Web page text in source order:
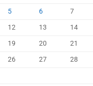
5 6 7
12 13 14
19 20 21
26 27 28